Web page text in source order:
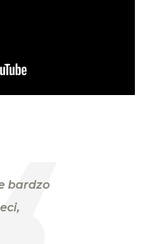
bardzo